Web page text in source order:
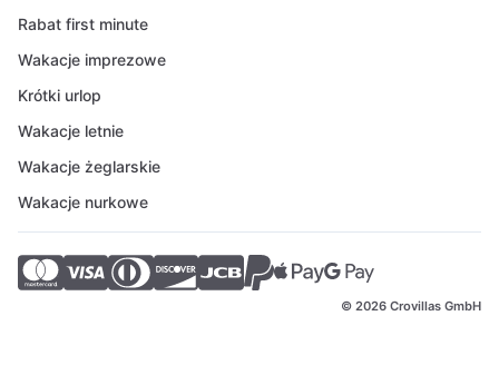
Rabat first minute
Wakacje imprezowe
Krótki urlop
Wakacje letnie
Wakacje żeglarskie
Wakacje nurkowe
© 2026 Crovillas GmbH